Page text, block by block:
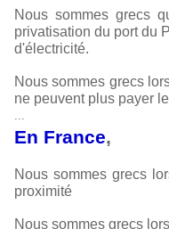
Nous sommes grecs
privatisation du port du
d'électricité.
Nous sommes grecs
ne peuvent plus payer
...
En France,
Nous sommes grecs
proximité
Nous sommes grecs